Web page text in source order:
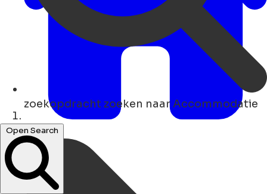
zoekopdracht zoeken naar Accommodatie
Open Search
Thuis